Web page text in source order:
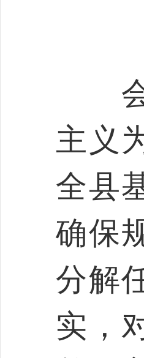
会
主义
全县
确保
分解
实，